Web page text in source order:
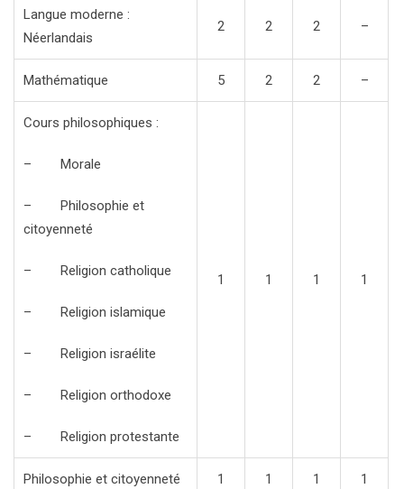
Langue moderne :
Néerlandais
2 2 2 –
Mathématique 5 2 2 –
Cours philosophiques :
– Morale
– Philosophie et
citoyenneté
– Religion catholique
– Religion islamique
– Religion israélite
– Religion orthodoxe
– Religion protestante
1 1 1 1
Philosophie et citoyenneté 1 1 1 1